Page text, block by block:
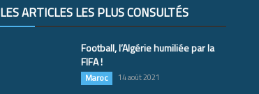
LES ARTICLES LES PLUS CONSULTÉS
Football, l’Algérie humiliée par la
FIFA !
Maroc 14 août 2021